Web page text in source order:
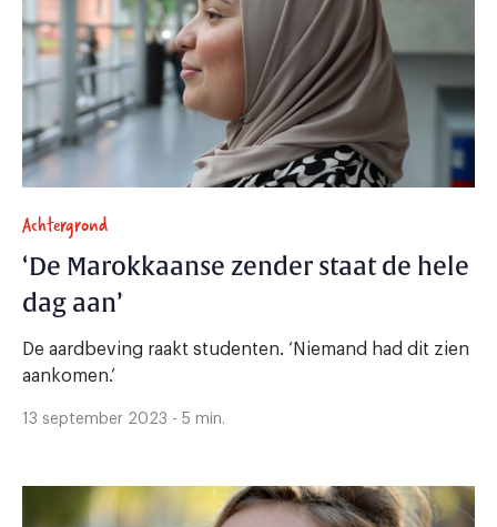
Achtergrond
‘De Marokkaanse zender staat de hele
dag aan’
De aardbeving raakt studenten. ‘Niemand had dit zien
aankomen.’
13 september 2023 - 5 min.